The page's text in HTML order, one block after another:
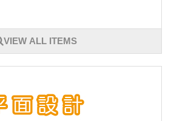
VIEW ALL ITEMS